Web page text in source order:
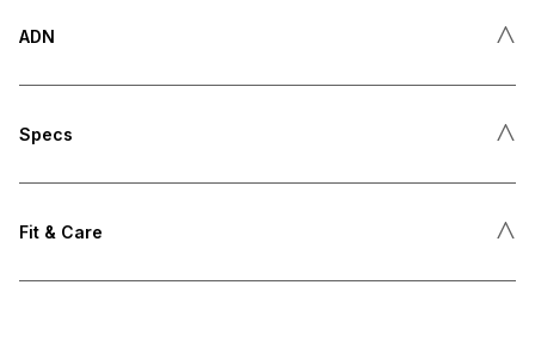
ADN ˄
Specs ˄
Fit & Care ˄